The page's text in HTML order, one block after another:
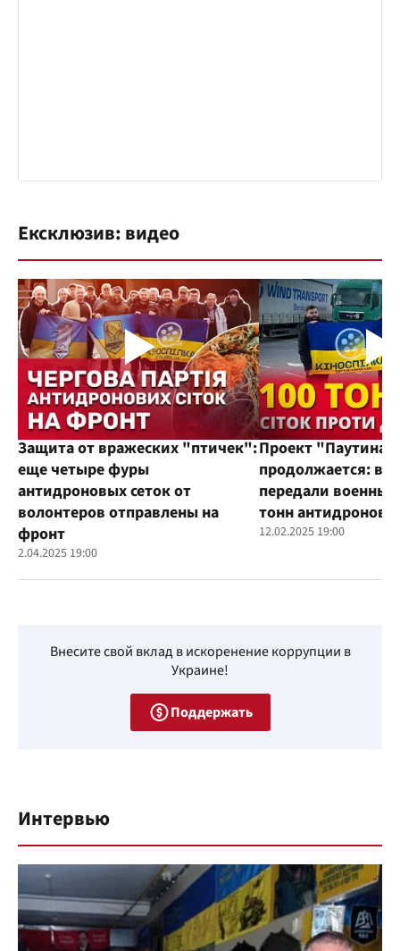
Ексклюзив: видео
Защита от вражеских "птичек":
еще четыре фуры
антидроновых сеток от
волонтеров отправлены на
фронт
2.04.2025 19:00
Проект "Паутина"
продолжается:
передали
тонн
12.02.2025 19:00
Внесите свой вклад в искоренение коррупции в
Украине!
Поддержать
Интервью